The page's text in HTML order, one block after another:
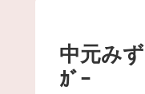
中元み
ｶﾞｰ